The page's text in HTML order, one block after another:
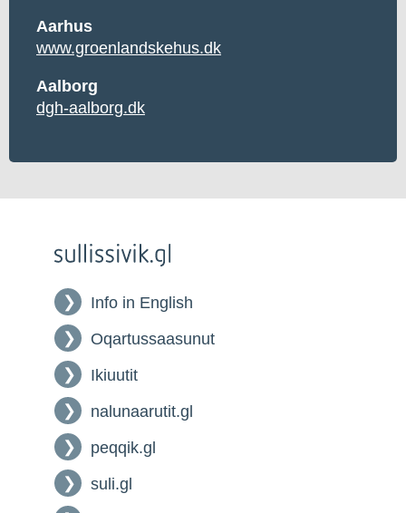
Aarhus
www.groenlandskehus.dk
Aalborg
dgh-aalborg.dk
Info in English
Oqartussaasunut
Ikiuutit
nalunaarutit.gl
peqqik.gl
suli.gl